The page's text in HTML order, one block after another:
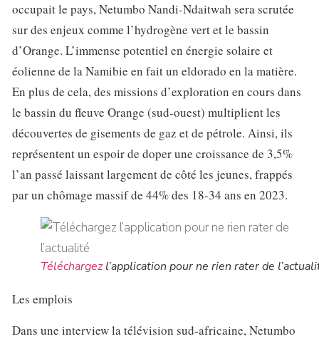
occupait le pays, Netumbo Nandi-Ndaitwah sera scrutée
sur des enjeux comme l’hydrogène vert et le bassin
d’Orange. L’immense potentiel en énergie solaire et
éolienne de la Namibie en fait un eldorado en la matière.
En plus de cela, des missions d’exploration en cours dans
le bassin du fleuve Orange (sud-ouest) multiplient les
découvertes de gisements de gaz et de pétrole. Ainsi, ils
représentent un espoir de doper une croissance de 3,5%
l’an passé laissant largement de côté les jeunes, frappés
par un chômage massif de 44% des 18-34 ans en 2023.
Téléchargezl’application pour ne rien rater de
Les emplois
Dans une interview la télévision sud-africaine, Netumbo